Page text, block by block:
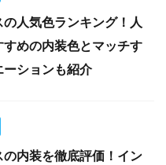
人気色ランキング！人
めの内装色とマッチす
ションも紹介
内装を徹底評価！イン